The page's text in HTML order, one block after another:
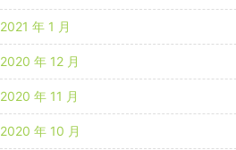
2021 年 1 月
2020 年 12 月
2020 年 11 月
2020 年 10 月